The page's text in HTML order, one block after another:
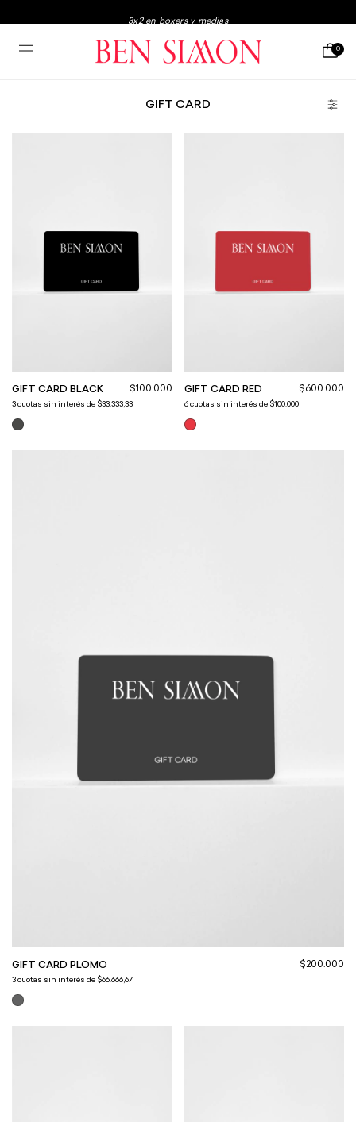
3x2 en boxers y medias
Envio gratis a partir de $250.000
3 y 6 Cuotas sin interés
0
GIFT CARD
GIFT CARD BLACK $100.000
3cuotas sin interés de $33.333,33
GIFT CARD RED $600.000
6 cuotas sin interés de $100.000
GIFT CARD PLOMO $200.000
3cuotas sin interés de $66.666,67